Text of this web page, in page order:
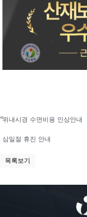
«위내시경 수면비용 인상안내
삼일절 휴진 안내
목록보기